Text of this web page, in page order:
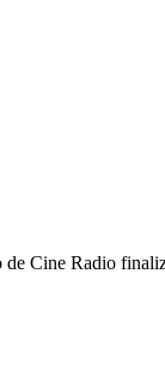
Cine Radio